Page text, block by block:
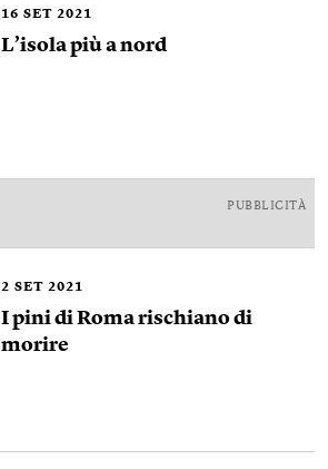
16 SET 2021
L’isola più a nord
PUBBLICITÀ
2 SET 2021
I pini di Roma rischiano di
morire